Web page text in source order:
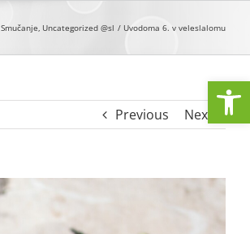
Smučanje Uncategorized @sl Uvodoma 6. v veleslalomu
Previous Next